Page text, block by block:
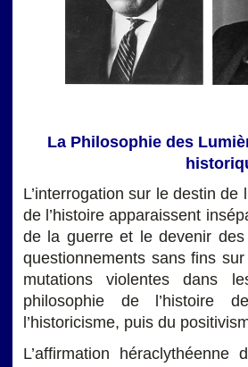
La Philosophie des
L’interrogation sur le destin
de l’histoire apparaissent
de la guerre et le devenir
questionnements sans fins
mutations violentes dans
philosophie de l’histoire
l’historicisme, puis du
L’affirmation